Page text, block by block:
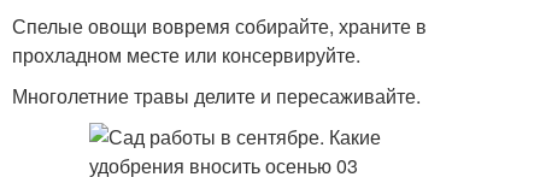
Спелые овощи вовремя собирайте, храните в
прохладном месте или консервируйте.
Многолетние травы делите и пересаживайте.